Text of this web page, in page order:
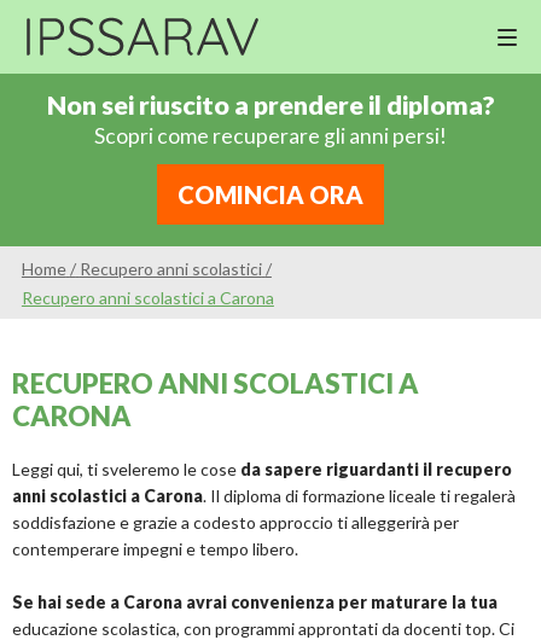
Non sei riuscito a prendere il diploma?
Scopri come recuperare gli anni persi!
COMINCIA ORA
Home/ Recupero anni scolastici/
Recupero anni scolastici a Carona
RECUPERO ANNI SCOLASTICI A
CARONA
Leggi qui, ti sveleremo le cose da sapere riguardanti il recupero
anni scolastici a Carona. Il diploma di formazione liceale ti regalerà
soddisfazione e grazie a codesto approccio ti alleggerirà per
contemperare impegni e tempo libero.
Se hai sede a Carona avrai convenienza per maturare la tua
educazione scolastica, con programmi approntati da docenti top. Ci